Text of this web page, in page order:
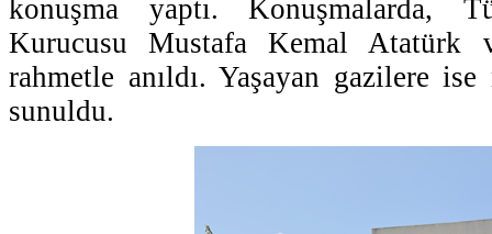
konuşma yaptı. Konuşmalarda,
Kurucusu Mustafa Kemal Atatürk
rahmetle anıldı. Yaşayan gazilere
sunuldu.